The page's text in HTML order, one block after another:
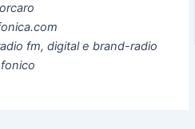
fm, digital e brand-radio